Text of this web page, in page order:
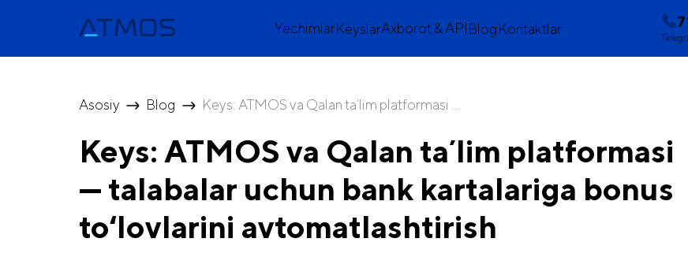
YechimlarKeyslarAxborot & APIBlogKontaktlar
Asosiy Blog Keys: ATMOS va Qalan taʼlim platformasi ...
Keys: ATMOS va Qalan taʼlim platformasi
— talabalar uchun bank kartalariga bonus
toʻlovlarini avtomatlashtirish